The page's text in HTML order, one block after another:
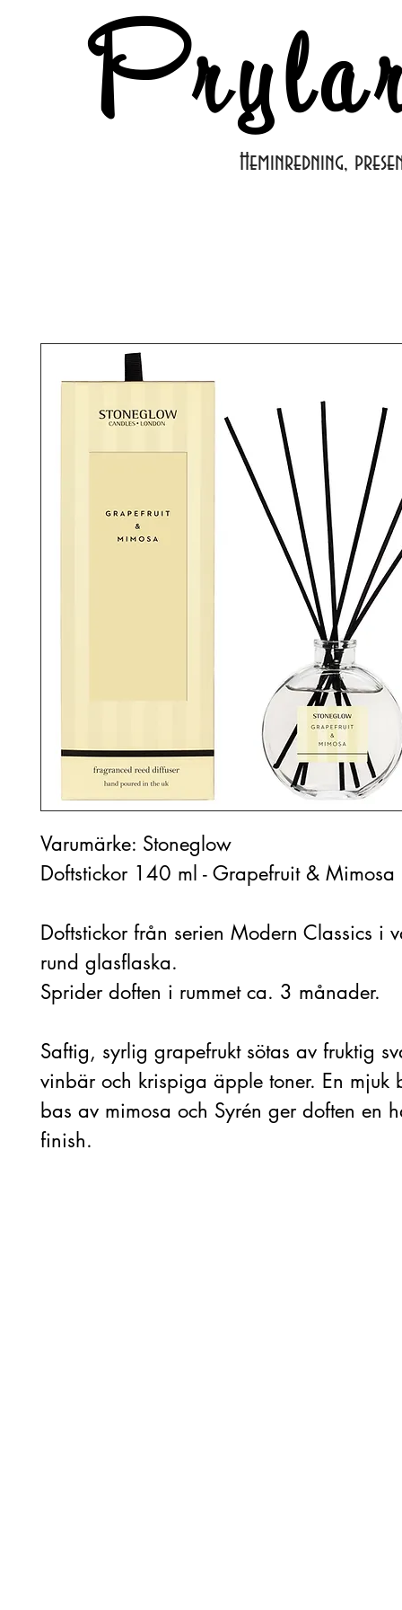
Heminredning,
Varumärke: Stoneglow
Doftstickor 140 ml - Grapefruit & Mimosa
Doftstickor från serien Modern Classics i
rund glasflaska.
Sprider doften i rummet ca. 3 månader.
Saftig, syrlig grapefrukt sötas av fruktig
vinbär och krispiga äpple toner. En mjuk
bas av mimosa och Syrén ger doften en
finish.